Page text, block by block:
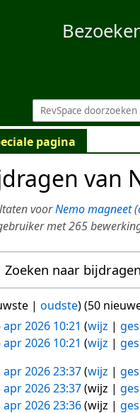
pagina
van
voorNemo magneet
met 265
Zoeken naar bijdragen
| oudste) (50
apr 2026 10:21 wijz
apr 2026 10:21 wijz
apr 2026 23:37 wijz
apr 2026 23:37 wijz
apr 2026 23:36 wijz